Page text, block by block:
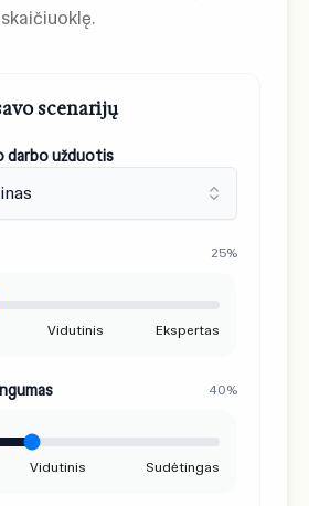
scenarijų
darbo užduotis
25%
Vidutinis Ekspertas
40%
Vidutinis Sudėtingas